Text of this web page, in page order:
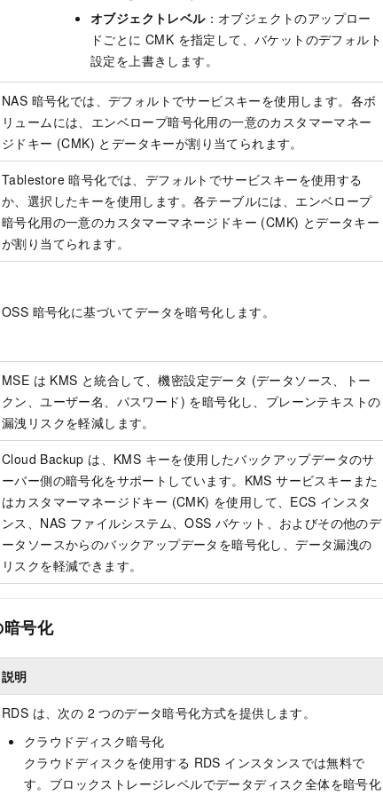
オブジェクトレベル：オブジェクトのアップロー
ドごとに CMK を指定して、バケットのデフォルト
設定を上書きします。
NAS 暗号化では、デフォルトでサービスキーを使用します。各ボ
リュームには、エンベロープ暗号化用の一意のカスタマーマネー
ジドキー (CMK) とデータキーが割り当てられます。
Tablestore 暗号化では、デフォルトでサービスキーを使用する
か、選択したキーを使用します。各テーブルには、エンベロープ
暗号化用の一意のカスタマーマネージドキー (CMK) とデータキー
が割り当てられます。
OSS 暗号化に基づいてデータを暗号化します。
MSE は KMS と統合して、機密設定データ (データソース、トー
クン、ユーザー名、パスワード) を暗号化し、プレーンテキストの
漏洩リスクを軽減します。
Cloud Backup は、KMS キーを使用したバックアップデータのサ
ーバー側の暗号化をサポートしています。KMS サービスキーまた
はカスタマーマネージドキー (CMK) を使用して、ECS インスタ
ンス、NAS ファイルシステム、OSS バケット、およびその他のデ
ータソースからのバックアップデータを暗号化し、データ漏洩の
リスクを軽減できます。
号化
説明
RDS は、次の 2 つのデータ暗号化方式を提供します。
クラウドディスク暗号化
クラウドディスクを使用する RDS インスタンスでは無料で
す。ブロックストレージレベルでデータディスク全体を暗号化